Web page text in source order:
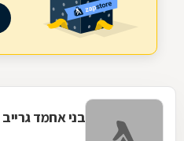
בני אחמד גרייב